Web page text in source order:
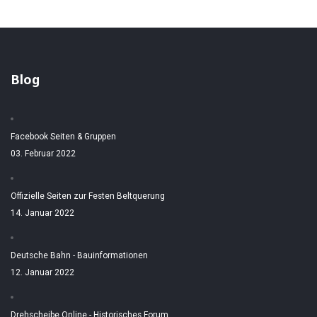
Blog
Facebook Seiten & Gruppen
03. Februar 2022
Offizielle Seiten zur Festen Beltquerung
14. Januar 2022
Deutsche Bahn - Bauinformationen
12. Januar 2022
Drehscheibe Online - Historisches Forum